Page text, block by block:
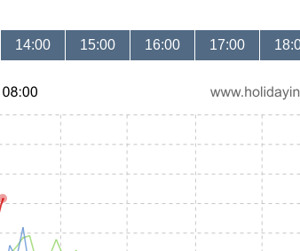
14:00 15:00 16:00 17:00